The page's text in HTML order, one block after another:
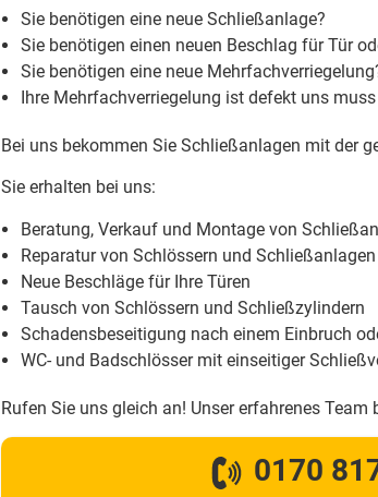
Sie benötigen eine neue Schließanlage?
Sie benötigen einen neuen Beschlag für Tür
Sie benötigen eine neue
Ihre Mehrfachverriegelung ist defekt uns
Bei uns bekommen Sie Schließanlagen mit der
Sie erhalten bei uns:
Beratung, Verkauf und Montage von
Reparatur von Schlössern und Schließanlagen
Neue Beschläge für Ihre Türen
Tausch von Schlössern und Schließzylindern
Schadensbeseitigung nach einem Einbruch
WC- und Badschlösser mit einseitiger
Rufen Sie uns gleich an! Unser erfahrenes Team
0170